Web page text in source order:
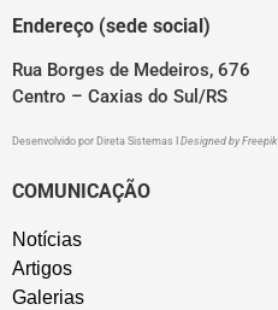
Endereço (sede social)
Rua Borges de Medeiros, 676
Centro – Caxias do Sul/RS
Desenvolvido por Direta Sistemas Designed by Freepik
COMUNICAÇÃO
Notícias
Artigos
Galerias